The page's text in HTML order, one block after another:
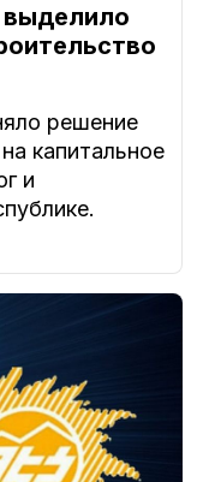
решение
капитальное
и